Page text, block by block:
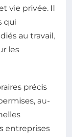
vie privée. Il
qui
au travail,
les
précis
au-
entreprises